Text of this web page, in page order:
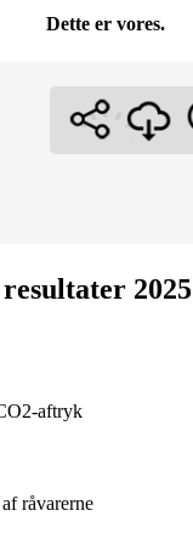
Dette er vores.
2025
aftryk
råvarerne